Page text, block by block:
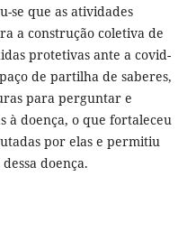
se que as atividades
a construção coletiva de
protetivas ante a covid-
de partilha de saberes,
para perguntar e
à doença, o que fortaleceu
por elas e permitiu
doença.